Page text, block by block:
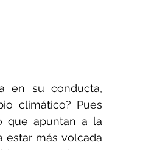
en su conducta,
climático? Pues
que apuntan a la
estar más volcada